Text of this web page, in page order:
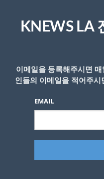
이메일 주소는 공개되지 않
*
KNEWS LA
이메일을 등록해주시면
인들의 이메일을 적어주
EMAIL